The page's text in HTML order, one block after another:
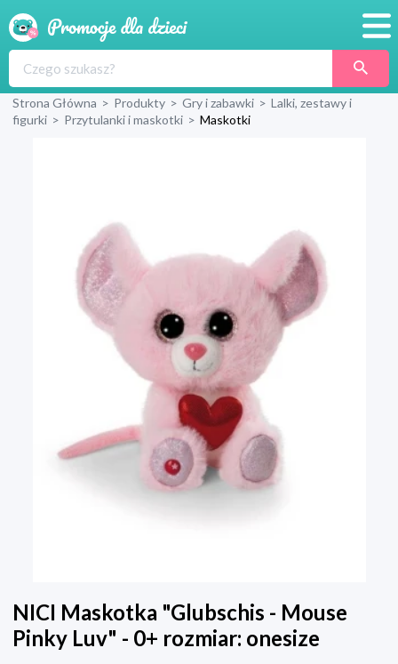
Produkty
Strona Główna > Produkty > Gry i zabawki > Lalki, zestawy i
figurki > Przytulanki i maskotki > Maskotki
NICI Maskotka "Glubschis - Mouse
Pinky Luv" - 0+ rozmiar: onesize